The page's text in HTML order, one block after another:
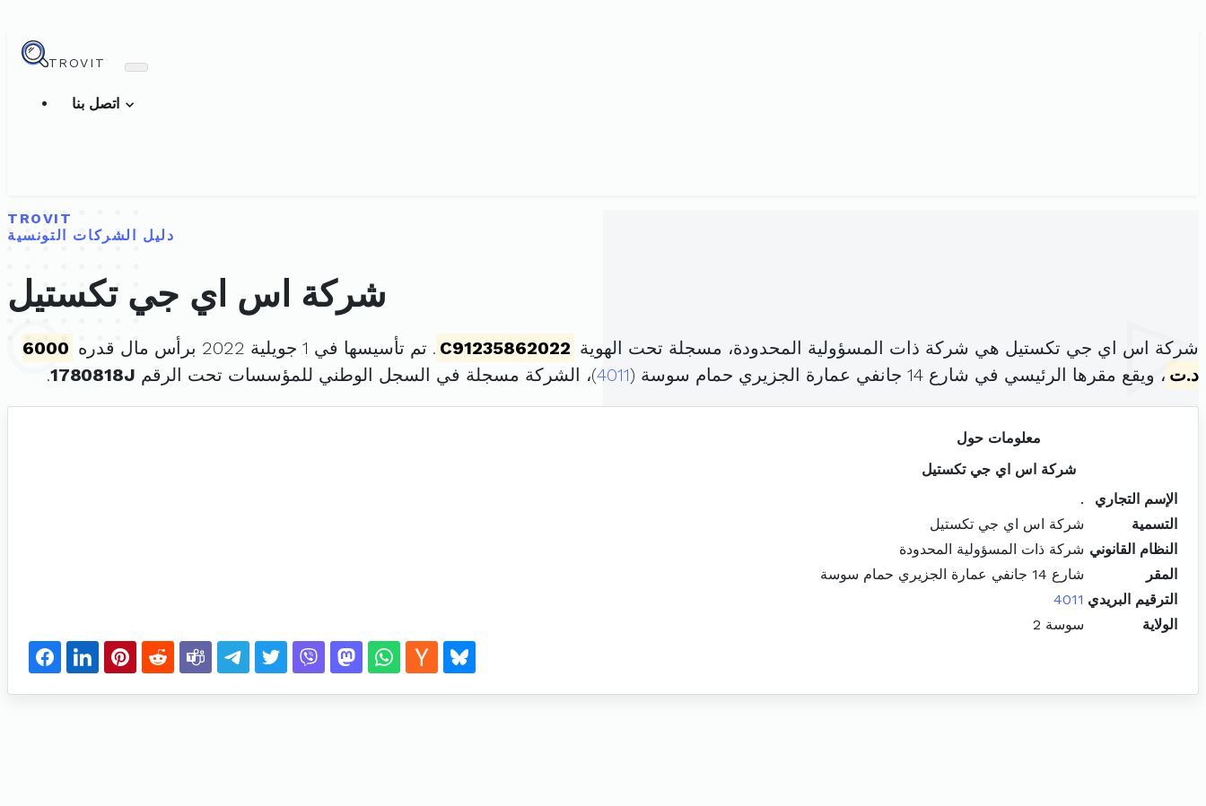
TROVIT
TROVIT
دليل الشركات التونسية
شركة اس اي جي تكستيل
شركة اس اي جي تكستيل هي شركة ذات المسؤولية المحدودة، مسجلة تحت الهوية C91235862022 . تم تأسيسها في 1 جويلية 2022 برأس مال قدره
6000
د.ت ، ويقع مقرها الرئيسي في شارع 14 جانفي عمارة الجزيري حمام سوسة ( 4011)، الشركة مسجلة في السجل الوطني للمؤسسات تحت الرقم 1780818J
.
معلومات حول
شركة اس اي جي تكستيل
الإسم التجاري
.
التسمية
شركة اس اي جي تكستيل
النظام القانوني شركة ذات المسؤولية المحدودة
المقر
شارع 14 جانفي عمارة الجزيري حمام سوسة
الترقيم البريدي 4011
الولاية
سوسة 2